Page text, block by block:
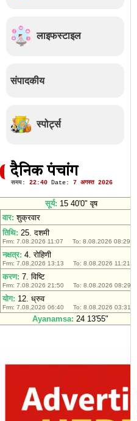
लाइफस्टाइल
संपादकीय
स्पोर्ट्स
दैनिक पंचांग